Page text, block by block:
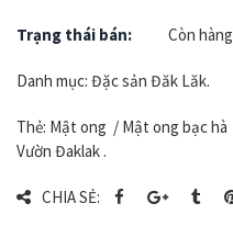
Trạng thái bán: Còn hàng
Danh mục: Đặc sản Đăk Lăk.
Thẻ: Mật ong / Mật ong bạc hà
Vườn Đaklak .
CHIA SẺ: